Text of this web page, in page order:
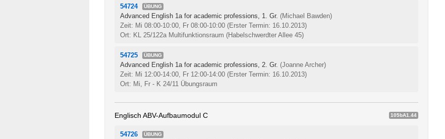
54724 ÜBUNG
Advanced English 1a for academic professions, 1. Gr. (Michael Bawden)
Zeit: Mi 08:00-10:00, Fr 08:00-10:00 (Erster Termin: 16.10.2013)
Ort: KL 25/122a Multifunktionsraum (Habelschwerdter Allee 45)
54725 ÜBUNG
Advanced English 1a for academic professions, 2. Gr. (Joanne Archer)
Zeit: Mi 12:00-14:00, Fr 12:00-14:00 (Erster Termin: 16.10.2013)
Ort: Mi, Fr - K 24/11 Übungsraum
Englisch ABV-Aufbaumodul C 105bA1.44
54726 ÜBUNG